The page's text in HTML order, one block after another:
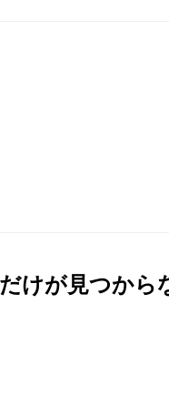
けが見つから